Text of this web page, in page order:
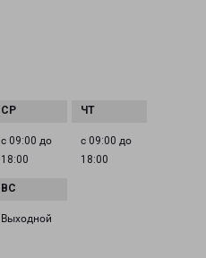
с 09:00 до
18:00
с 09:00 до
18:00
Выходной